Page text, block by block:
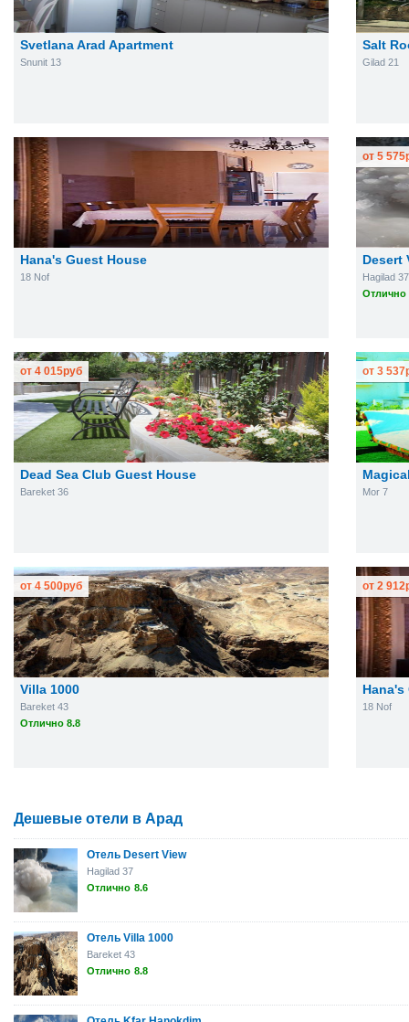
Svetlana Arad Apartment
Snunit 13
Salt
Gilad 21
Hana's Guest House
18 Nof
Desert
Hagilad 37
Отлично
от 5 575
Dead Sea Club Guest House
Bareket 36
от 4 015руб
Mor 7
от 3 537
Villa 1000
Bareket 43
Отлично 8.8
от 4 500руб
Hana's
18 Nof
от 2 912
Дешевые отели в Арад
Отель Desert View
Hagilad 37
Отлично 8.6
Отель Villa 1000
Bareket 43
Отлично 8.8